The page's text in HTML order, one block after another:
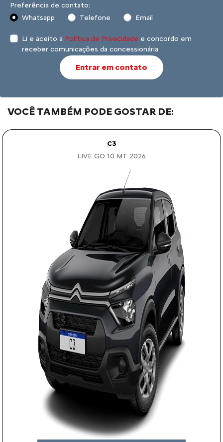
Preferência de contato:
Whatsapp
Telefone Email
Li e aceito a Política de Privacidade e concordo em
receber comunicações da concessionária.
Entrar em contato
VOCÊ TAMBÉM PODE GOSTAR DE:
C3
LIVE GO 1.0 MT 2026